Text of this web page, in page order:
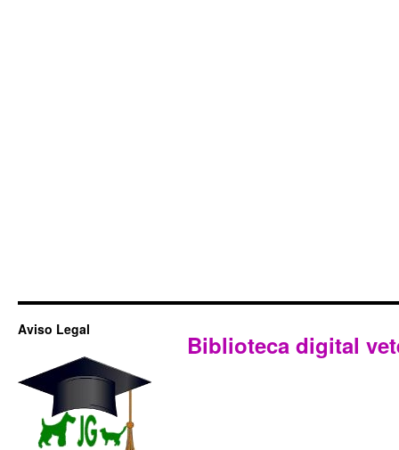
Aviso Legal
Biblioteca digital